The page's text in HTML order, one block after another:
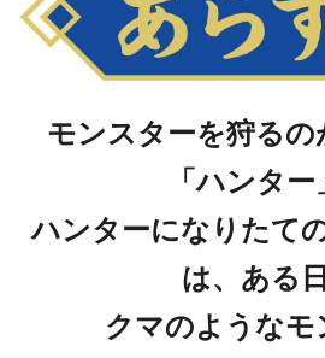
モンスターを狩るの
「ハンター
ハンターになりたて
は、ある日
クマのようなモ